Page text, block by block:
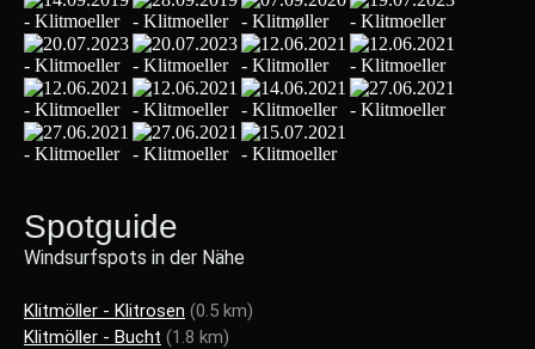
Spotguide
Windsurfspots in der Nähe
Klitmöller - Klitrosen (0.5 km)
Klitmöller - Bucht (1.8 km)